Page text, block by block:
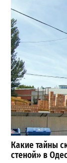
Какие тайны
стеной» в